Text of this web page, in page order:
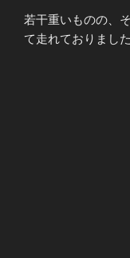
若干重いものの、
て走れておりました